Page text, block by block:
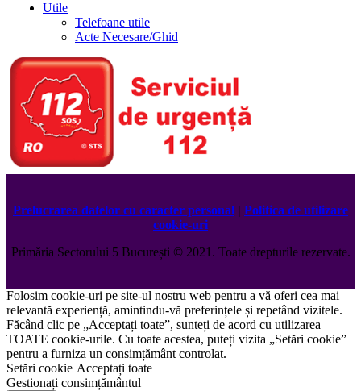
Utile
Telefoane utile
Acte Necesare/Ghid
Prelucrarea datelor cu caracter personal | Politica de utilizare
cookie-uri
Primăria Sectorului 5 București ©️2021. Toate drepturile rezervate.
Folosim cookie-uri pe site-ul nostru web pentru a vă oferi cea mai
relevantă experiență, amintindu-vă preferințele și repetând vizitele.
Făcând clic pe „Acceptați toate”, sunteți de acord cu utilizarea
TOATE cookie-urile. Cu toate acestea, puteți vizita „Setări cookie”
pentru a furniza un consimțământ controlat.
Setări cookie Acceptați toate
Gestionați consimțământul